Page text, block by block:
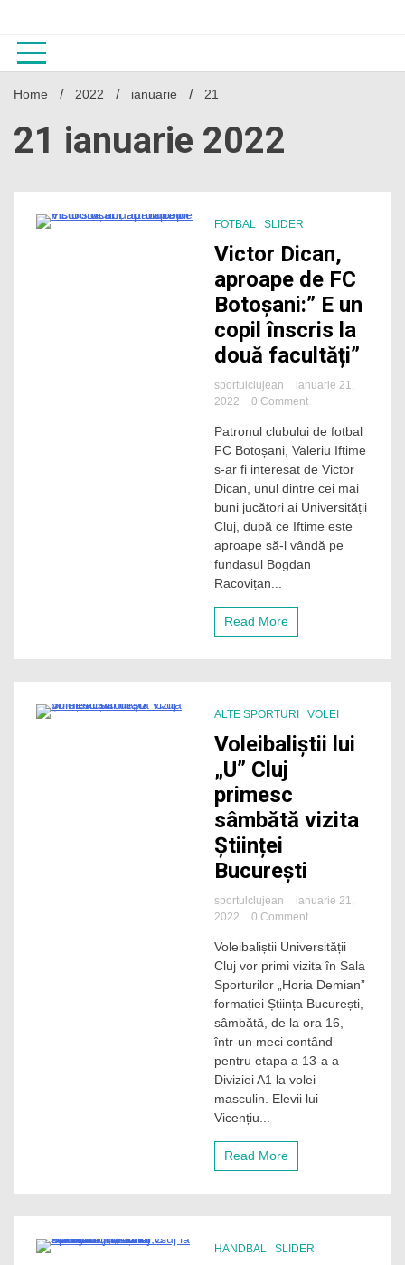
content
Home 2022 ianuarie 21
21 ianuarie 2022
FOTBAL SLIDER
Victor Dican,
aproape de FC
Botoșani:” E un
copil înscris la
două facultăți”
sportulclujean
ianuarie 21,
2022
0 Commenton
Dican,
aproape
de
E
un
copil
înscris
Patronul clubului de fotbal
FC Botoșani, Valeriu Iftime
s-ar fi interesat de Victor
Dican, unul dintre cei mai
buni jucători ai Universității
Cluj, după ce Iftime este
aproape să-l vândă pe
fundașul Bogdan
Racovițan...
Read More
ALTE SPORTURI VOLEI
Voleibaliștii lui
„U” Cluj
primesc
sâmbătă vizita
Științei
București
sportulclujean
ianuarie 21,
2022
0 Commenton
lui
„U”
Cluj
primesc
sâmbătă
vizita
Științei
București
Voleibaliștii Universității
Cluj vor primi vizita în Sala
Sporturilor „Horia Demian”
formației Știința București,
sâmbătă, de la ora 16,
într-un meci contând
pentru etapa a 13-a a
Diviziei A1 la volei
masculin. Elevii lui
Vicențiu...
Read More
HANDBAL SLIDER